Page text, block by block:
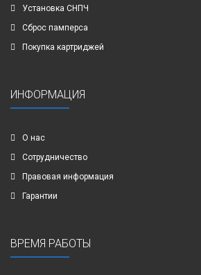
Установка СНПЧ
Сброс памперса
Покупка картриджей
ИНФОРМАЦИЯ
О нас
Сотрудничество
Правовая информация
Гарантии
ВРЕМЯ РАБОТЫ